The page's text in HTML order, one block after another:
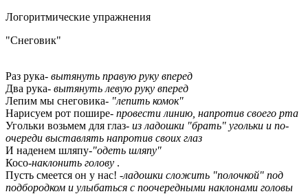
Логоритмические упражнения
"Снеговик"
Раз рука- вытянуть правую руку вперед
Два рука- вытянуть левую руку вперед
Лепим мы снеговика- "лепить комок"
Нарисуем рот пошире- провести линию, напротив своего рта
Угольки возьмем для глаз- из ладошки "брать" угольки и по-
очереди выставлять напротив своих глаз
И наденем шляпу-"одеть шляпу"
Косо-наклонить голову .
Пусть смеется он у нас! -ладошки сложить "полочкой" под
подбородком и улыбаться с поочередными наклонами головы